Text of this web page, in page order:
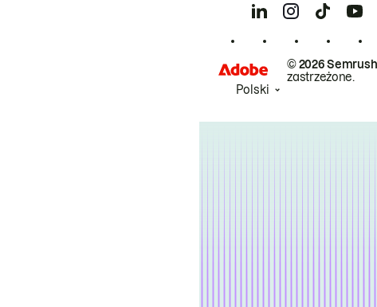
© 2026
zastrzeżone.
Polski